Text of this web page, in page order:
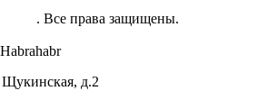
. Все права защищены.
Щукинская, д.2